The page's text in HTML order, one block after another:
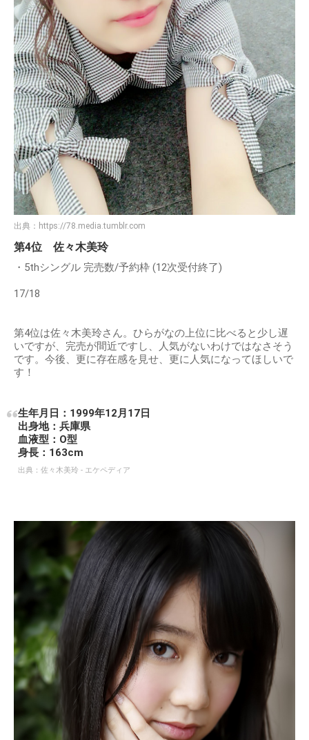
出典： https://78.media.tumblr.com
第4位 佐々木美玲
・5thシングル 完売数/予約枠 (12次受付終了)
17/18
第4位は佐々木美玲さん。ひらがなの上位に比べると少し遅
いですが、完売が間近ですし、人気がないわけではなさそう
です。今後、更に存在感を見せ、更に人気になってほしいで
す！
生年月日：1999年12月17日
出身地：兵庫県
血液型：O型
身長：163cm
出典： 佐々木美玲 - エケペディア